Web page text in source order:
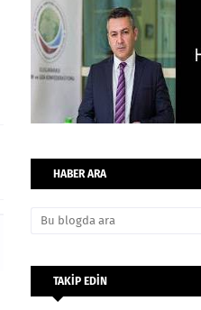
HABER ARA
TAKİP EDİN